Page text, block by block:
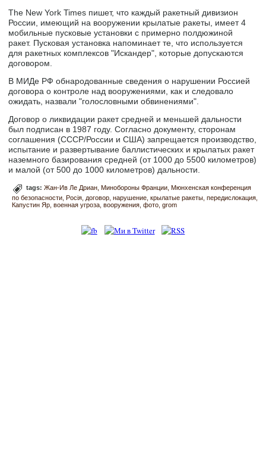
The New York Times пишет, что каждый ракетный дивизион
России, имеющий на вооружении крылатые ракеты, имеет 4
мобильные пусковые установки с примерно полдюжиной
ракет. Пусковая установка напоминает те, что используется
для ракетных комплексов "Искандер", которые допускаются
договором.
В МИДе РФ обнародованные сведения о нарушении Россией
договора о контроле над вооружениями, как и следовало
ожидать, назвали "голословными обвинениями".
Договор о ликвидации ракет средней и меньшей дальности
был подписан в 1987 году. Согласно документу, сторонам
соглашения (СССР/России и США) запрещается производство,
испытание и развертывание баллистических и крылатых ракет
наземного базирования средней (от 1000 до 5500 километров)
и малой (от 500 до 1000 километров) дальности.
tags:Жан-Ив Ле Дриан Минобороны Франции Мюнхенская конференция
по безопасности Росія договор нарушение крылатые ракеты передислокация
Капустин Яр военная угроза вооружения фото grom